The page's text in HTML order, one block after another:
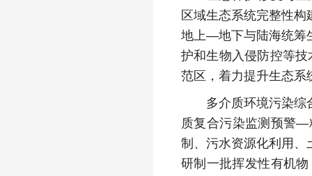
区域生态系统完整性
地上—地下与陆海统筹
护和生物入侵防控等
范区，着力提升生态系
多介质环境污染综合
质复合污染监测预警
制、污水资源化利用、
研制一批挥发性有机